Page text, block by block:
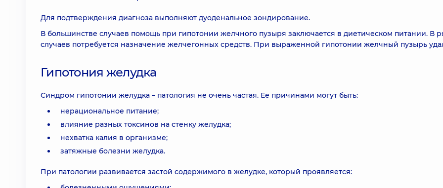
Для подтверждения диагноза выполняют дуоденальное зондирование.
В большинстве случаев помощь при гипотонии желчного пузыря заключается в диетическом питании. В
случаев потребуется назначение желчегонных средств. При выраженной гипотонии желчный пузырь
Гипотония желудка
Синдром гипотонии желудка – патология не очень частая. Ее причинами могут быть:
нерациональное питание;
влияние разных токсинов на стенку желудка;
нехватка калия в организме;
затяжные болезни желудка.
При патологии развивается застой содержимого в желудке, который проявляется: